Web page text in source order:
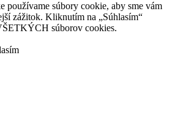
používame súbory cookie, aby sme vám
zážitok. Kliknutím na „Súhlasím“
súborov cookies.